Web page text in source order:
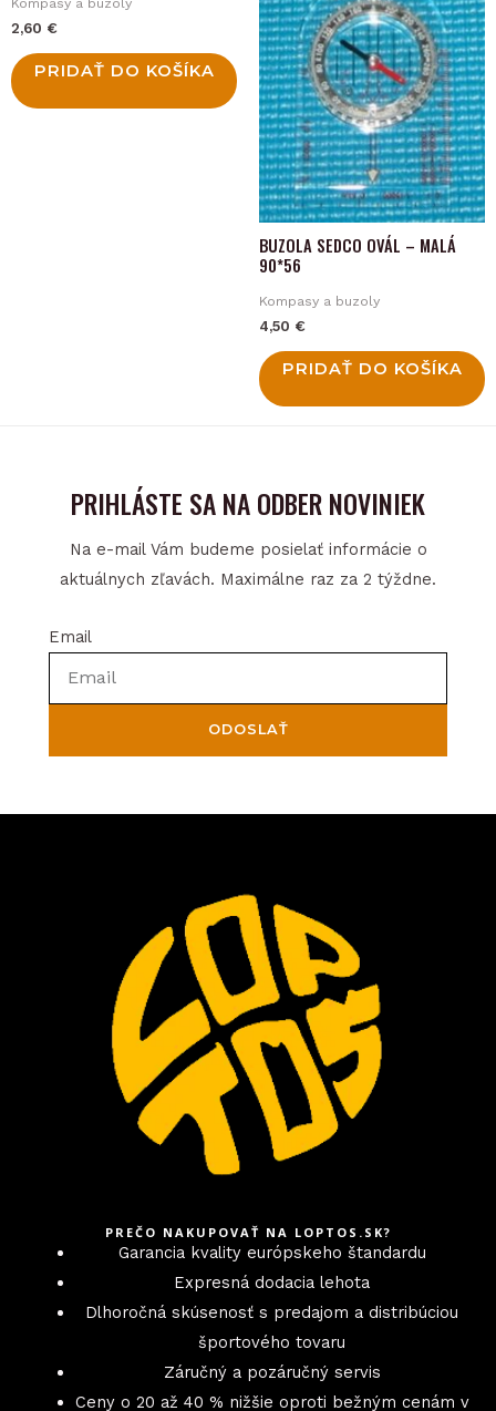
2,60 €
PRIDAŤ DO KOŠÍKA
BUZOLA SEDCO OVÁL – MALÁ
90*56
Kompasy a buzoly
4,50 €
PRIDAŤ DO KOŠÍKA
PRIHLÁSTE SA NA ODBER NOVINIEK
Na e-mail Vám budeme posielať informácie o
aktuálnych zľavách. Maximálne raz za 2 týždne.
Email
ODOSLAŤ
PREČO NAKUPOVAŤ NA LOPTOS.SK?
Garancia kvality európskeho štandardu
Expresná dodacia lehota
Dlhoročná skúsenosť s predajom a distribúciou
športového tovaru
Záručný a pozáručný servis
Ceny o 20 až 40 % nižšie oproti bežným cenám v